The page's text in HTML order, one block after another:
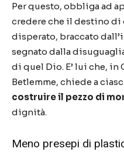
Per questo, obbliga ad
credere che il destino di
disperato, braccato
segnato dalla
di quel Dio. E’ lui che, in
Betlemme, chiede a
costruire il pezzo di
dignità.
Meno presepi di